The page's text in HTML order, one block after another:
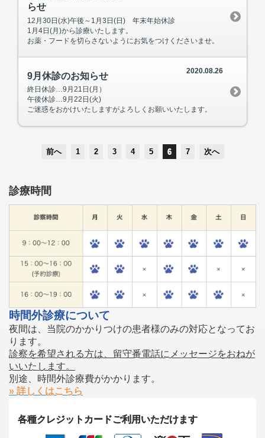
らせ
12月30日(水)午後～1月3日(日) 年末年始休診
1月4日(月)から診療いたします。
お薬・フードを切らさないようにお気をつけくださいませ。
2020.08.26
9月休診のお知らせ
終日休診…9月21日(月）
午後休診…9月22日(火)
ご迷惑をおかけいたしますがよろしくお願いいたします。
前へ 1 2 3 4 5 6 7 次へ
診療時間
時間外診療について
夜間は、当院のかかりつけの患者様のみの対応となってお
ります。
診察を希望される方は、留守番電話にメッセージをおねが
いいたします。
別途、時間外診療費がかかります。
» 詳しくはこちら
各種クレジットカードご利用いただけます